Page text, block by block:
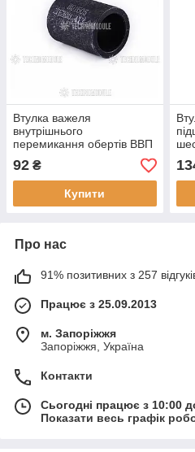
Втулка важеля
внутрішнього
перемикання обертів ВВП
Foton 240/244
92 ₴
Купити
Про нас
91% позитивних з 257
Працює з 25.09.2013
м. Запоріжжя
Запоріжжя, Україна
Контакти
Сьогодні працює з 10:00
Показати весь графік